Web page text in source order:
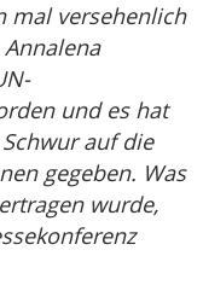
mal versehenlich
und es hat
auf die
gegeben. Was
wurde,